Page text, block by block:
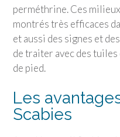
perméthrine. Ces
montrés très efficaces
et aussi des signes et
de traiter avec des
de pied.
Les
Scabies